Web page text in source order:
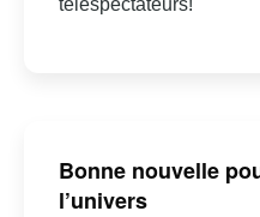
téléspectateurs!
Bonne nouvelle
l’univers